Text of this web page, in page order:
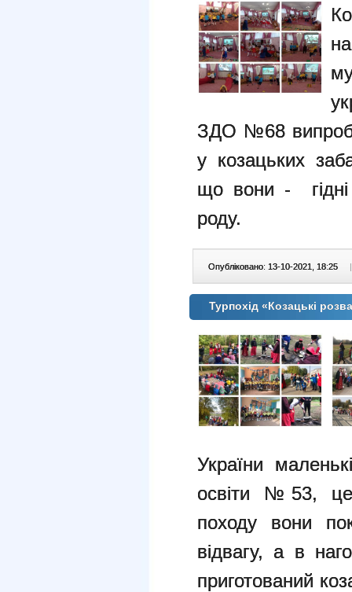
ЗДО №68
у козацьких
що вони - гідні
роду.
Опубліковано: 13-10-2021, 18:25 |
Турпохід «Козацькі
України
освіти №53,
походу вони
відвагу, а в
приготований